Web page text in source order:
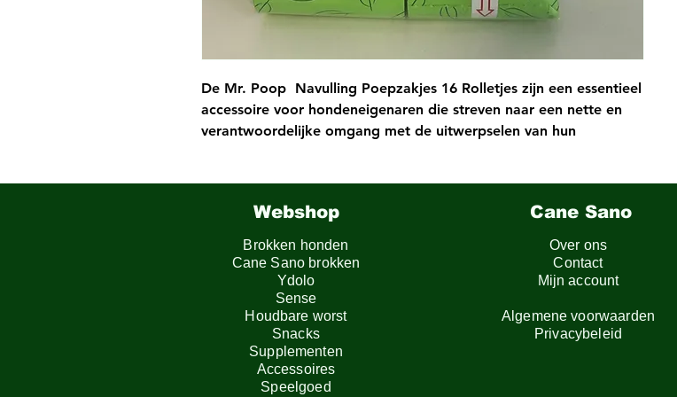
De Mr. Poop Navulling Poepzakjes 16 Rolletjes zijn een essentieel
accessoire voor hondeneigenaren die streven naar een nette en
verantwoordelijke omgang met de uitwerpselen van hun
Ondanks hun milieuvriendelijke samenstelling zijn de poepzakjes
sterk en scheurbestendig, waardoor ze betrouwbaar zijn bij het
opruimen van de uitwerpselen van uw hond.
De zakjes zijn ontworpen om te passen in de meeste
poepzakjeshouders en dispensers, waardoor ze compatibel zijn
met verschillende types en merken.
Dankzij hun praktische ontwerp zijn de poepzakjes eenvoudig te
openen, te gebruiken en veilig af te sluiten, waardoor het opruim
proces snel en efficiënt verloopt.
Webshop
Brokken honden
Cane Sano brokken
Ydolo
Sense
Houdbare worst
Snacks
Supplementen
Accessoires
Speelgoed
Cane Sano
Over ons
Contact
Mijn account
Algemene voorwaarden
Privacybeleid